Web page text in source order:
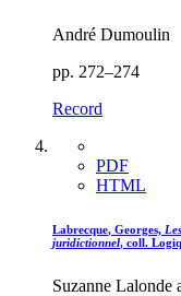
André Dumoulin
pp. 272–274
Record
PDF
HTML
Labrecque, Georges,
juridictionnel, coll.
Suzanne Lalonde